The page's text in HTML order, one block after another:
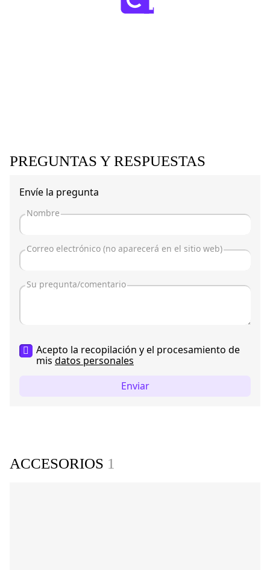
PREGUNTAS Y RESPUESTAS
Envíe la pregunta
Acepto la recopilación y el procesamiento de
mis datos personales
Enviar
ACCESORIOS 1